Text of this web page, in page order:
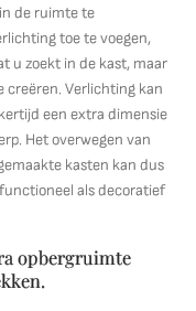
de ruimte te
toe te voegen,
u zoekt in de kast, maar
creëren. Verlichting kan
een extra dimensie
Het overwegen van
kasten kan dus
als decoratief
opbergruimte